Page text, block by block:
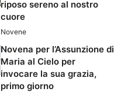
riposo sereno al nostro
cuore
Novene
Novena per l’Assunzione di
Maria al Cielo per
invocare la sua grazia,
primo giorno